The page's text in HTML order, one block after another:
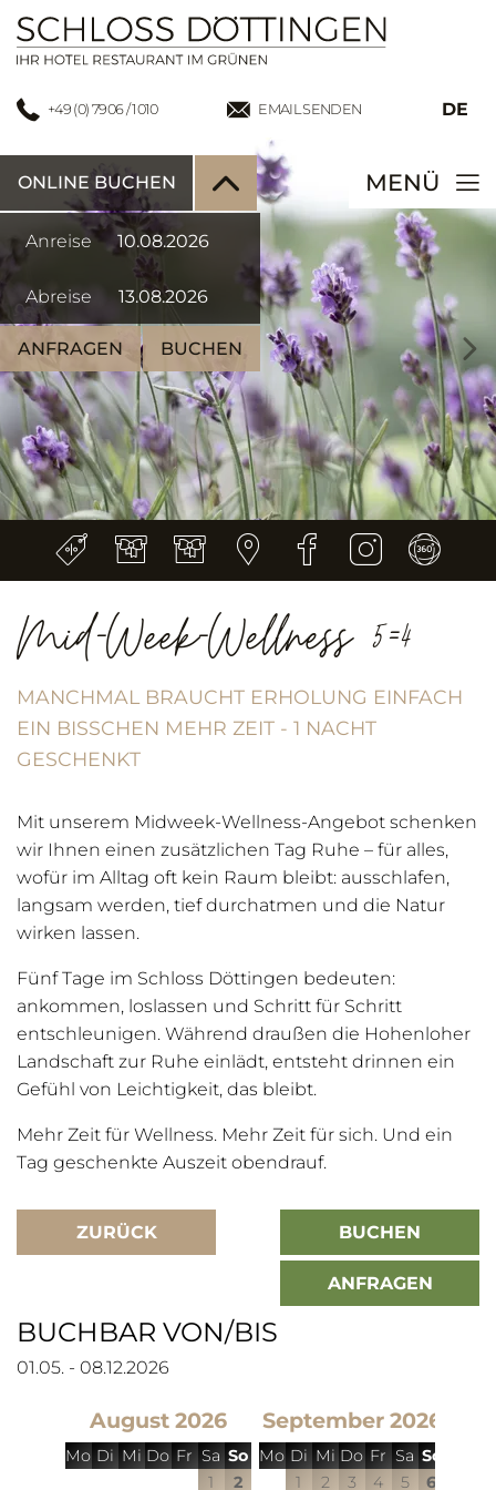
+49 (0) 7906 / 1010 EMAIL SENDEN DE
ONLINE BUCHEN
Anreise
Abreise
ANFRAGEN BUCHEN
MENÜ
Mid-Week-Wellness 5=4
MANCHMAL BRAUCHT ERHOLUNG EINFACH
EIN BISSCHEN MEHR ZEIT - 1 NACHT
GESCHENKT
Mit unserem Midweek-Wellness-Angebot schenken
wir Ihnen einen zusätzlichen Tag Ruhe – für alles,
wofür im Alltag oft kein Raum bleibt: ausschlafen,
langsam werden, tief durchatmen und die Natur
wirken lassen.
Fünf Tage im Schloss Döttingen bedeuten:
ankommen, loslassen und Schritt für Schritt
entschleunigen. Während draußen die Hohenloher
Landschaft zur Ruhe einlädt, entsteht drinnen ein
Gefühl von Leichtigkeit, das bleibt.
Mehr Zeit für Wellness. Mehr Zeit für sich. Und ein
Tag geschenkte Auszeit obendrauf.
ZURÜCK BUCHEN
ANFRAGEN
BUCHBAR VON/BIS
01.05. - 08.12.2026
August 2026
Mo Di Mi Do Fr Sa So
1
2
September 2026
Mo Di Mi Do Fr Sa So
1
2 3 4 5
6